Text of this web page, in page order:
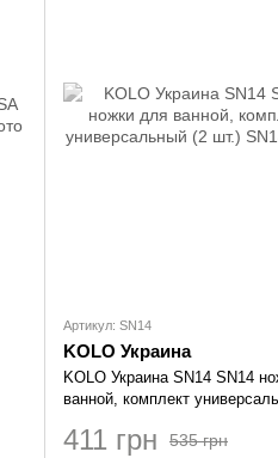
Артикул: SN14
KOLO Украина
KOLO Украина SN14 SN14
ванной, комплект
535 грн
411 грн